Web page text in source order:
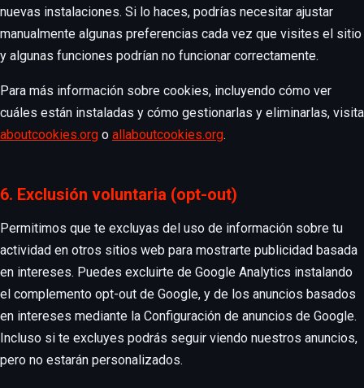
nuevas instalaciones. Si lo haces, podrías necesitar ajustar
manualmente algunas preferencias cada vez que visites el sitio
y algunas funciones podrían no funcionar correctamente.
Para más información sobre cookies, incluyendo cómo ver
cuáles están instaladas y cómo gestionarlas y eliminarlas, visita
aboutcookies.org o allaboutcookies.org.
6. Exclusión voluntaria (opt-out)
Permitimos que te excluyas del uso de información sobre tu
actividad en otros sitios web para mostrarte publicidad basada
en intereses. Puedes excluirte de Google Analytics instalando
el complemento opt-out de Google, y de los anuncios basados
en intereses mediante la Configuración de anuncios de Google.
Incluso si te excluyes podrás seguir viendo nuestros anuncios,
pero no estarán personalizados.